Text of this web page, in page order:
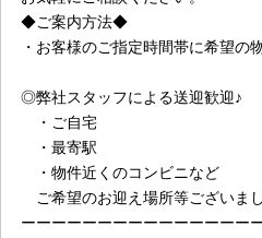
◆ご案内方法◆
・お客様のご指定時間帯に希望の
◎弊社スタッフによる送迎歓迎♪
・ご自宅
・最寄駅
・物件近くのコンビニなど
ご希望のお迎え場所等ございま
ーーーーーーーーーーーーーーー